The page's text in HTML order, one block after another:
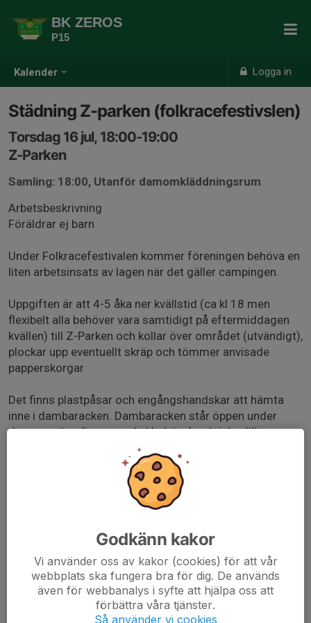
Kalender Logga in
BK ZEROS
P15
Städning Z-parken (folkracefestivslen)
Torsdag 16 jul, 18:00-19:00
Z-Parken
Samling: 18:00, Utanför damomkläddningsrum
Arbetsbeskrivning
Föräldrar ej barn
Under Folkracefestivalen kommer föreningen behöva en
liten arbetsinsats av lagen när det gäller campingen.
Uppgiften är att 4-5 åka ner kvällstid (ca kl 18 men
flexibelt alla behöver vara samtidigt på eftermiddagen
kvällen) till Z-Parken och kollar över området (utvändigt),
plockar upp eventuellt skräp och tömmer anvisade
papperskorgar
Det finns plastpåsar och engångshandskar att hämta
inne i dambaracken. Dambaracken står öppen under
dessa veckor (ingen nyckel behövs) och i den lilla
korridoren rakt fram finns det ett städskåp. I den ligger
plastpåsar och engångshandskar.
När ni har hämtat påse och handskar går ni en runda på
hela området och plockar upp skräp och liknande. Var
behöver även tömma soptunnorna vid campingens
disk/kök utrymme om det är fullt och då sätta i tomma
påsar(ta med två extra påsar från start).
Under Folkracepassen går ni även uppe på grusplan och
Godkänn kakor
Vi använder oss av kakor (cookies) för att vår
webbplats ska fungera bra för dig. De används
även för webbanalys i syfte att hjälpa oss att
förbättra våra tjänster.
Så använder vi cookies